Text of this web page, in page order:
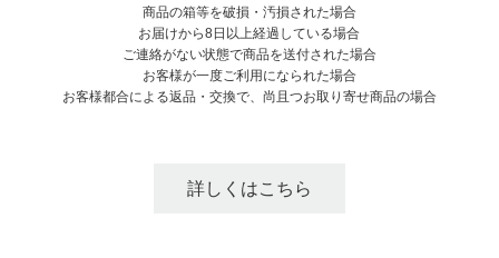
商品の箱等を破損・汚損された場合
お届けから8日以上経過している場合
ご連絡がない状態で商品を送付された場合
お客様が一度ご利用になられた場合
お客様都合による返品・交換で、尚且つお取り寄せ商品の場合
詳しくはこちら